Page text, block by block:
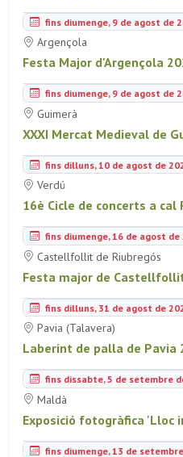
fins diumenge, 9 de agost de
Argençola
Festa Major d'Argençola
fins diumenge, 9 de agost de
Guimerà
XXXI Mercat Medieval de
fins dilluns, 10 de agost de
Verdú
16è Cicle de concerts a cal
fins diumenge, 16 de agost de
Castellfollit de Riubregós
Festa major de
fins dilluns, 31 de agost de
Pavia (Talavera)
Laberint de palla de Pavia
fins dissabte, 5 de setembre
Maldà
Exposició fotogràfica 'Lloc
fins diumenge, 13 de